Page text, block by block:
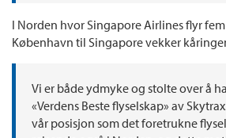
I Norden hvor Singapore Airlines flyr
København til Singapore vekker
­­­­Vi er både ydmyke og stolte over å
«Verdens Beste flyselskap» av
vår posisjon som det foretrukne